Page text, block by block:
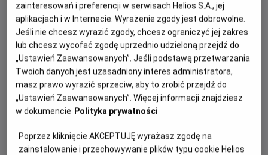
produkcji
PREMIERA
31 lipca 2026
REŻYSERIA
Destin Daniel Cretton
SCENARIUSZ
Chris McKenna, Erik
Sommers
OBSADA
Zendaya, Tom Holland, Jon Bernthal, Sadie Sink, Mark Ruffalo,
Jacob Batalon, Tramell Tillman, Michael Mando
WIĘCEJ SZCZEGÓŁÓW
GODZINY SEANSÓW
DZISIAJ, 7 SIERPNIA 2026
DZISIAJ,
SIERPNIA
20262D, dubbing 2D, dubbing
zainteresowań i preferencji w serwisach Helios S.A., jej
aplikacjach i w Internecie. Wyrażenie zgody jest dobrowolne.
Jeśli nie chcesz wyrazić zgody, chcesz ograniczyć jej zakres
lub chcesz wycofać zgodę uprzednio udzieloną przejdź do
„Ustawień Zaawansowanych”. Jeśli podstawą przetwarzania
Twoich danych jest uzasadniony interes administratora,
masz prawo wyrazić sprzeciw, aby to zrobić przejdź do
„Ustawień Zaawansowanych”. Więcej informacji znajdziesz
w dokumencie Polityka prywatności
Poprzez kliknięcie AKCEPTUJĘ wyrażasz zgodę na
zainstalowanie i przechowywanie plików typu cookie Helios